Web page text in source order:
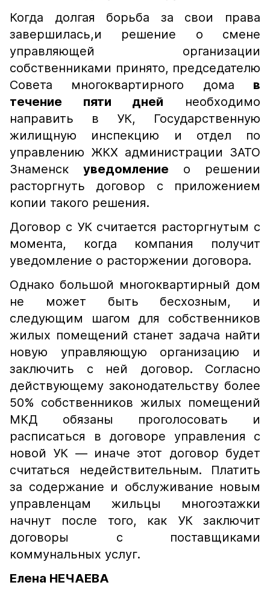
Когда долгая борьба за свои права
завершилась,и решение о смене
управляющей организации
собственниками принято, председателю
Совета многоквартирного дома в
течение пяти дней необходимо
направить в УК, Государственную
жилищную инспекцию и отдел по
управлению ЖКХ администрации ЗАТО
Знаменскуведомление о решении
расторгнуть договор с приложением
копии такого решения.
Договор с УК считается расторгнутым с
момента, когда компания получит
уведомление о расторжении договора.
Однако большой многоквартирный дом
не может быть бесхозным, и
следующим шагом для собственников
жилых помещений станет задача найти
новую управляющую организацию и
заключить с ней договор. Согласно
действующему законодательству более
50% собственников жилых помещений
МКД обязаны проголосовать и
расписаться в договоре управления с
новой УК — иначе этот договор будет
считаться недействительным. Платить
за содержание и обслуживание новым
управленцам жильцы многоэтажки
начнут после того, как УК заключит
договоры с поставщиками
коммунальных услуг.
Елена НЕЧАЕВА